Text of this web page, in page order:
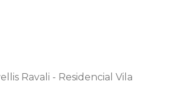
Ravali - Residencial Vila